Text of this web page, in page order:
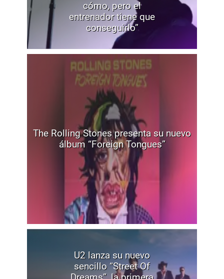
cómo, pero el
entrenador tiene que
conseguirlo”
The Rolling Stones presenta su nuevo
álbum “Foreign Tongues”
U2 lanza su nuevo
sencillo “Street Of